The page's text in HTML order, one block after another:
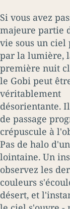
Si vous avez
majeure partie
vie sous un ciel
par la lumière,
première nuit
le Gobi peut
véritablement
désorientante.
de passage
crépuscule à
Pas de halo
lointaine. Un
observez les
couleurs
désert, et